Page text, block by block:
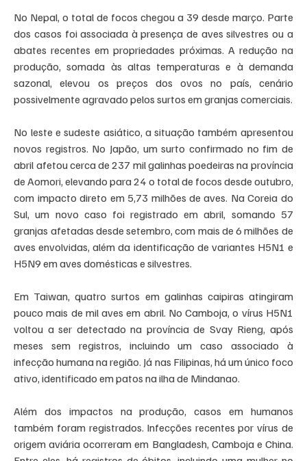
No Nepal, o total de focos chegou a 39 desde março. Parte
dos casos foi associada à presença de aves silvestres ou a
abates recentes em propriedades próximas. A redução na
produção, somada às altas temperaturas e à demanda
sazonal, elevou os preços dos ovos no país, cenário
possivelmente agravado pelos surtos em granjas comerciais.
No leste e sudeste asiático, a situação também apresentou
novos registros. No Japão, um surto confirmado no fim de
abril afetou cerca de 237 mil galinhas poedeiras na província
de Aomori, elevando para 24 o total de focos desde outubro,
com impacto direto em 5,73 milhões de aves. Na Coreia do
Sul, um novo caso foi registrado em abril, somando 57
granjas afetadas desde setembro, com mais de 6 milhões de
aves envolvidas, além da identificação de variantes H5N1 e
H5N9 em aves domésticas e silvestres.
Em Taiwan, quatro surtos em galinhas caipiras atingiram
pouco mais de mil aves em abril. No Camboja, o vírus H5N1
voltou a ser detectado na província de Svay Rieng, após
meses sem registros, incluindo um caso associado à
infecção humana na região. Já nas Filipinas, há um único foco
ativo, identificado em patos na ilha de Mindanao.
Além dos impactos na produção, casos em humanos
também foram registrados. Infecções recentes por vírus de
origem aviária ocorreram em Bangladesh, Camboja e China.